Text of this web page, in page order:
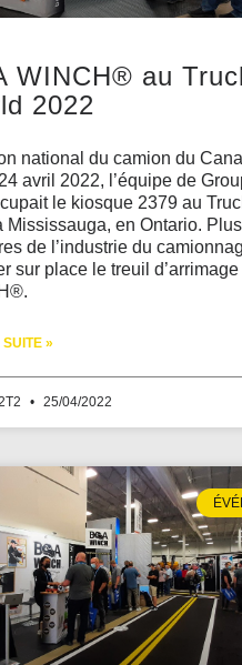
WINCH® au
2022
national du camion du
avril 2022, l’équipe de
le kiosque 2379 au
Mississauga, en Ontario.
de l’industrie du
sur place le treuil d’arrimage
»
25/04/2022